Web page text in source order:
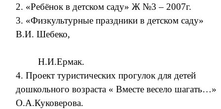
2. «Ребёнок в детском саду» Ж №3 – 2007г.
3. «Физкультурные праздники в детском саду»
В.И. Шебеко,
Н.И.Ермак.
4. Проект туристических прогулок для детей
дошкольного возраста « Вместе весело шагать…»
О.А.Куковерова.